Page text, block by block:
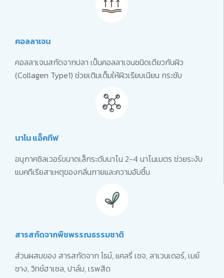
คอลลาเจน
คอลลาเจนสกัดจากปลา เป็นคอลลาเจนชนิดเดียวกับผิว
(Collagen Type1) ช่วยเติมเต็มให้ผิวเรียบเนียน กระชับ
นาโน แอ็คทีฟ
อนุภาคซิลเวอร์ขนาดเล็กระดับนาโน 2-4 นาโนเมตร ช่วยระงับ
แบคทีเรียสาเหตุของกลิ่นกายและความอับชื้น
สารสกัดจากพืชพรรณธรรมชาติ
ส่วนผสมของ สารสกัดจาก ไธม์, แคลรี่ เซจ, ลาเวนเดอร์, เมย์
ชาง, วิทช์ฮาเซล, ปาล์ม, เรพสีด